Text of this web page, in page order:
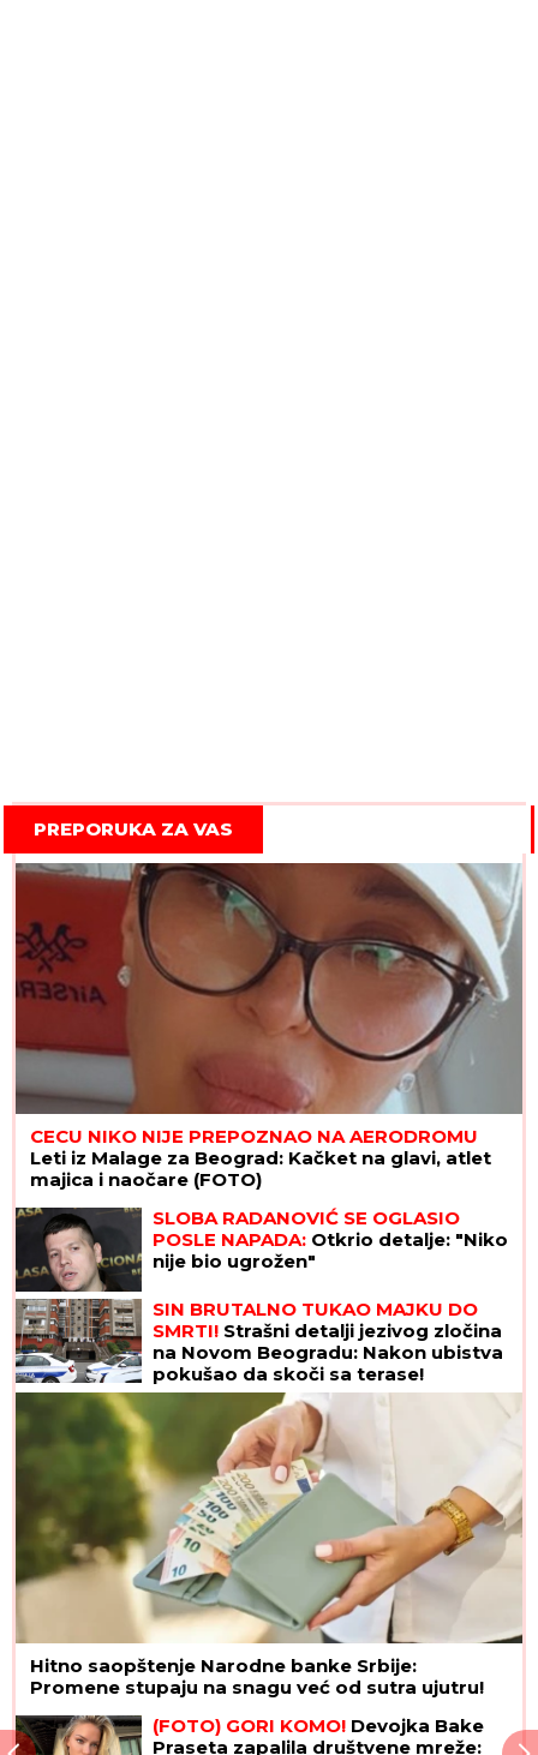
PREPORUKA ZA VAS
CECU NIKO NIJE PREPOZNAO NA AERODROMU
Leti iz Malage za Beograd: Kačket na glavi, atlet
majica i naočare (FOTO)
SLOBA RADANOVIĆ SE OGLASIO
POSLE NAPADA: Otkrio detalje: "Niko
nije bio ugrožen"
SIN BRUTALNO TUKAO MAJKU DO
SMRTI! Strašni detalji jezivog zločina
na Novom Beogradu: Nakon ubistva
pokušao da skoči sa terase!
Hitno saopštenje Narodne banke Srbije:
Promene stupaju na snagu već od sutra ujutru!
(FOTO) GORI KOMO! Devojka Bake
Praseta zapalila društvene mreže: